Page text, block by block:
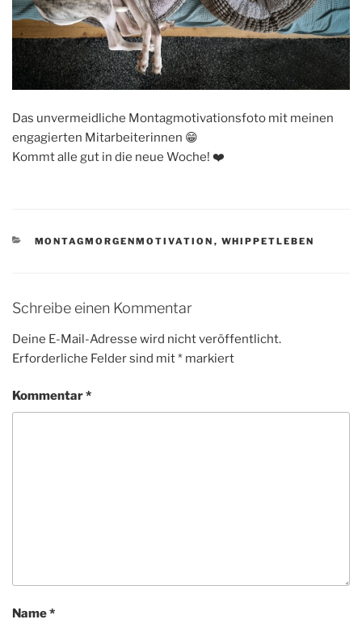
Das unvermeidliche Montagmotivationsfoto mit meinen
engagierten Mitarbeiterinnen 😁
Kommt alle gut in die neue Woche! ❤️
KATEGORIEN
MONTAGMORGENMOTIVATION , WHIPPETLEBEN
Schreibe einen Kommentar
Deine E-Mail-Adresse wird nicht veröffentlicht.
Erforderliche Felder sind mit* markiert
Kommentar*
Name*